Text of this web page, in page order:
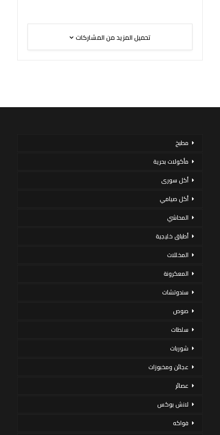
تحميل المزيد من المشاركات
مطبخ
مأكولات بحرية
أكل سورى
أكل صيامي
المحاشي
أطباق خليجية
المخللات
المعكرونة
سندوتشات
صوص
سلطات
شوربات
عجائن ومخبوزات
عصائر
لانش بوكس
فواكه